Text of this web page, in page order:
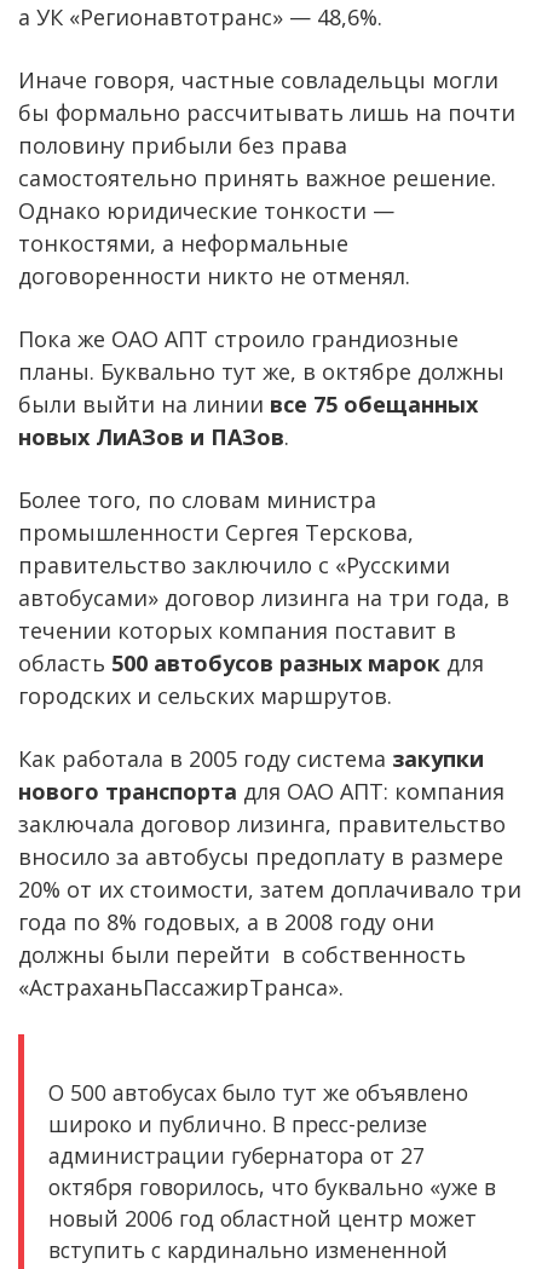
а УК «Регионавтотранс» — 48,6%.
Иначе говоря, частные совладельцы могли
бы формально рассчитывать лишь на почти
половину прибыли без права
самостоятельно принять важное решение.
Однако юридические тонкости —
тонкостями, а неформальные
договоренности никто не отменял.
Пока же ОАО АПТ строило грандиозные
планы. Буквально тут же, в октябре должны
были выйти на линии все 75 обещанных
новых ЛиАЗов и ПАЗов.
Более того, по словам министра
промышленности Сергея Терскова,
правительство заключило с «Русскими
автобусами» договор лизинга на три года, в
течении которых компания поставит в
область 500 автобусов разных марок для
городских и сельских маршрутов.
Как работала в 2005 году система закупки
нового транспорта для ОАО АПТ: компания
заключала договор лизинга, правительство
вносило за автобусы предоплату в размере
20% от их стоимости, затем доплачивало три
года по 8% годовых, а в 2008 году они
должны были перейти в собственность
«АстраханьПассажирТранса».
О 500 автобусах было тут же объявлено
широко и публично. В пресс-релизе
администрации губернатора от 27
октября говорилось, что буквально «уже в
новый 2006 год областной центр может
вступить с кардинально измененной